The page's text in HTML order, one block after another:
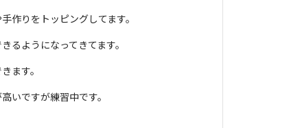
作りをトッピングしてます。
るようになってきてます。
ます。
いですが練習中です。